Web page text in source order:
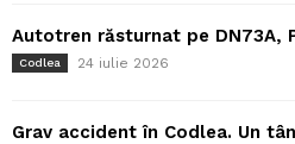
Autotren răsturnat pe DN73A,
Codlea 24 iulie 2026
Grav accident în Codlea. Un